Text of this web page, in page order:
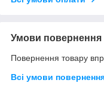
Умови повернення
Повернення товару
Всі умови